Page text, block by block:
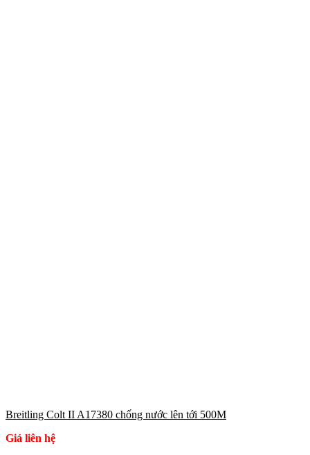
Breitling Colt II A17380 chống nước lên tới 500M
Giá liên hệ